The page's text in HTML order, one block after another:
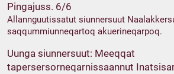
Pingajuss. 6/6
Allannguutissatut siunnersuut
saqqummiunneqartoq akuerineqarpoq.
Uunga siunnersuut: Meeqqat
tapersersorneqarnissaannut